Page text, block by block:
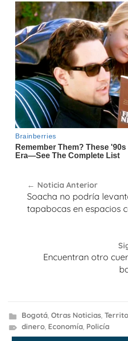
de
entradas
Noticia Anterior
Soacha no podría
tapabocas en espacios
Encuentran otro
Bogotá, Otras Noticias,
dinero, Economía, Policía